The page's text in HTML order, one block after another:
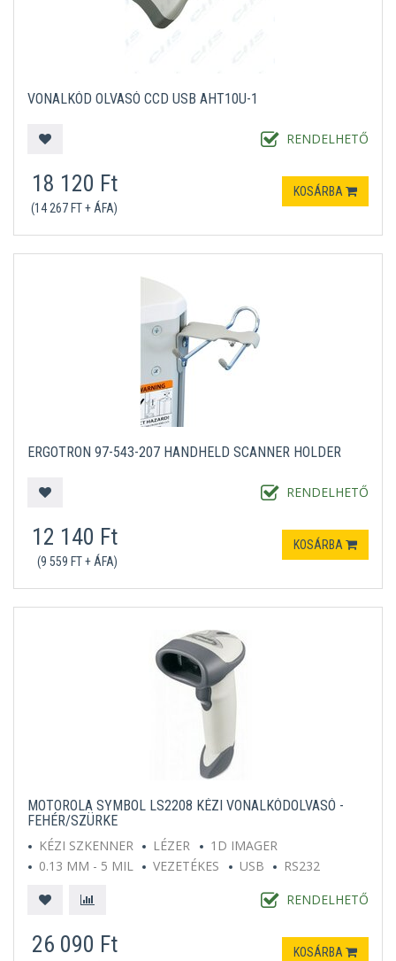
VONALKÓD OLVASÓ CCD USB AHT10U-1
RENDELHETŐ
18 120 Ft
(14 267 FT + ÁFA)
KOSÁRBA
ERGOTRON 97-543-207 HANDHELD SCANNER HOLDER
RENDELHETŐ
12 140 Ft
(9 559 FT + ÁFA)
KOSÁRBA
MOTOROLA SYMBOL LS2208 KÉZI VONALKÓDOLVASÓ -
FEHÉR/SZÜRKE
KÉZI SZKENNER
LÉZER
1D IMAGER
0.13 MM - 5 MIL
VEZETÉKES USB
RS232
RENDELHETŐ
26 090 Ft KOSÁRBA